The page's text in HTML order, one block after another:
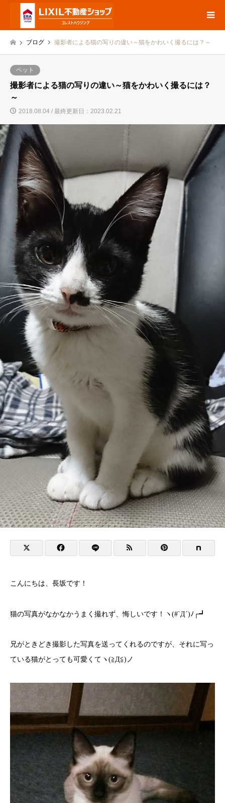
ブログ 撮影者による猫の写りの違い～猫をかわいく撮るには？～
ペット
撮影者による猫の写りの違い～猫をかわいく撮るには？
～
2018.08.04 / 最終更新日：2023.02.21
こんにちは、長坂です！
猫の写真がなかなかうまく撮れず、悔しいです！ヽ(#`Д´)ﾉ┌┛
兄がときどき撮影した写真を送ってくれるのですが、それに写っ
ている猫がとっても可愛くてヽ(≧Д≦)ノ